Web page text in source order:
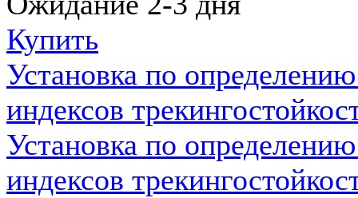
Купить
Установка по
индексов
Установка по
индексов